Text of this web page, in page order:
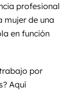
profesional
mujer de una
en función
por
Aquí